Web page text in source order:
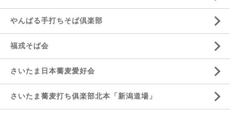
やんばる手打ちそば倶楽部
福戎そば会
さいたま日本蕎麦愛好会
さいたま蕎麦打ち俱楽部北本「新潟道場」